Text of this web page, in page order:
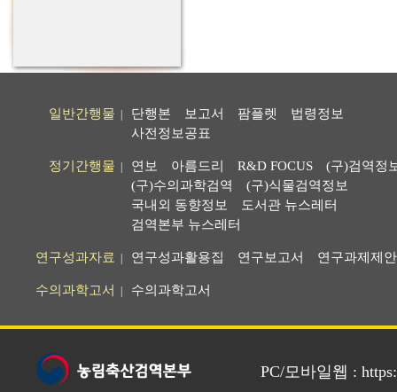
일반간행물 단행본 보고서 팜플렛
법령정보
사전정보공표
정기간행물 연보 아름드리 R&D FOCUS
(구)검역정
(구)수의과학검역
(구)식물검역정보
국내외 동향정보
도서관 뉴스레터
검역본부 뉴스레터
연구성과자료 연구성과활용집 연구보고서 연구과제제
수의과학고서 수의과학고서
PC/모바일웹 :